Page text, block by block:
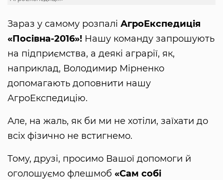
Зараз у самому розпалі АгроЕкспедиція
«Посівна-2016»! Нашу команду запрошують
на підприємства, а деякі аграрії, як,
наприклад, Володимир Мірненко
допомагають доповнити нашу
АгроЕкспедицію.
Але, на жаль, як би ми не хотіли, заїхати до
всіх фізично не встигнемо.
Тому, друзі, просимо Вашої допомоги й
оголошуємо флешмоб «Сам собі